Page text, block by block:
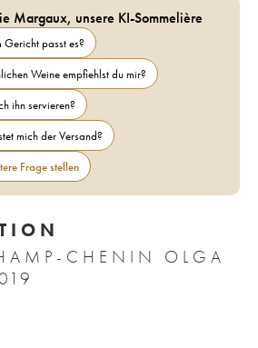
Margaux, unsere KI-Sommelière
Gericht passt es?
Weine empfiehlst du mir?
ihn servieren?
mich der Versand?
Frage stellen
CHENIN OLGA
2019